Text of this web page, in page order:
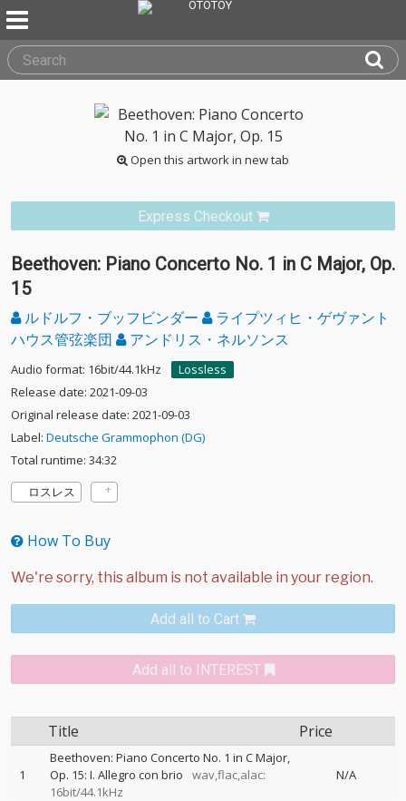
Open this artwork in new tab
Express Checkout
Beethoven: Piano Concerto No. 1 in C Major, Op.
15
ルドルフ・ブッフビンダー
ライプツィヒ・ゲヴァント
ハウス管弦楽団
アンドリス・ネルソンス
Audio format: 16bit/44.1kHz
Lossless
Release date: 2021-09-03
Original release date: 2021-09-03
Label: Deutsche Grammophon (DG)
Total runtime: 34:32
ロスレス
How To Buy
Add all to Cart
Add all to INTEREST
Title Price
1
Beethoven: Piano Concerto No. 1 in C Major,
Op. 15: I. Allegro con brio
wav,flac,alac:
16bit/44.1kHz
N/A